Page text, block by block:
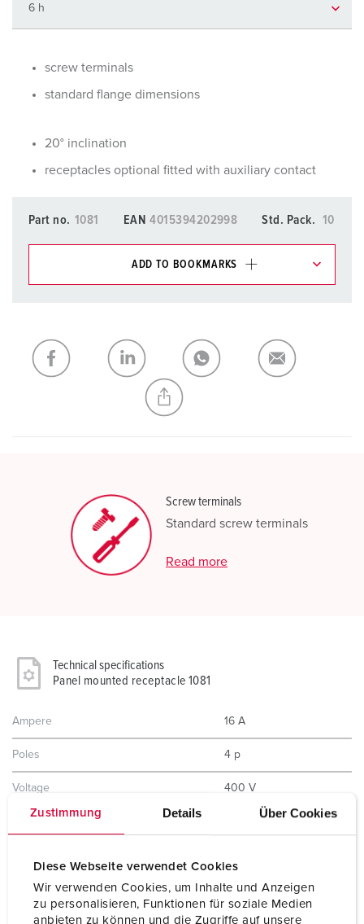
Zustimmung Details Über Cookies
Diese Webseite verwendet Cookies
Wir verwenden Cookies, um Inhalte und Anzeigen
zu personalisieren, Funktionen für soziale Medien
anbieten zu können und die Zugriffe auf unsere
screw terminals
standard flange dimensions
20° inclination
receptacles optional fitted with auxiliary contact
Part no. 1081 EAN 4015394202998 Std. Pack. 10
ADD TO BOOKMARKS
My list ADD
CREATE A NEW LIST
Screw terminals
Standard screw terminals
Read more
Technical specifications
Panel mounted receptacle 1081
Ampere 16 A
Poles 4 p
Voltage 400 V
Connection technology Screw terminals
Contact standard